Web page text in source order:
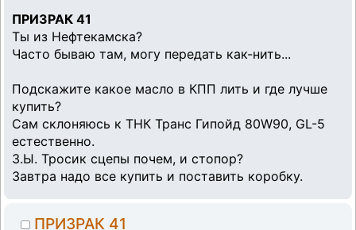
ПРИЗРАК 41
Ты из Нефтекамска?
Часто бываю там, могу передать как-нить...
Подскажите какое масло в КПП лить и где лучше
купить?
Сам склоняюсь к ТНК Транс Гипойд 80W90, GL-5
естественно.
З.Ы. Тросик сцепы почем, и стопор?
Завтра надо все купить и поставить коробку.
ПРИЗРАК 41